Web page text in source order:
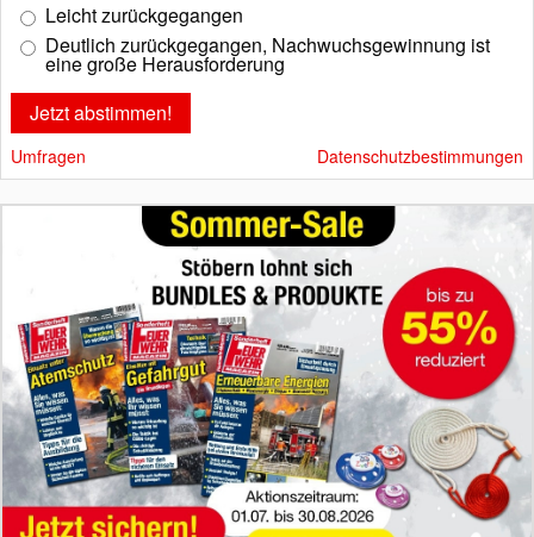
Leicht zurückgegangen
Deutlich zurückgegangen, Nachwuchsgewinnung ist
eine große Herausforderung
Umfragen Datenschutzbestimmungen